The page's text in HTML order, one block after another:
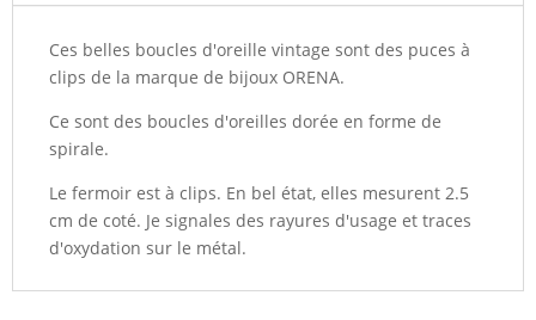
Ces belles boucles d'oreille vintage sont des puces à
clips de la marque de bijoux ORENA.
Ce sont des boucles d'oreilles dorée en forme de
spirale.
Le fermoir est à clips. En bel état, elles mesurent 2.5
cm de coté. Je signales des rayures d'usage et traces
d'oxydation sur le métal.